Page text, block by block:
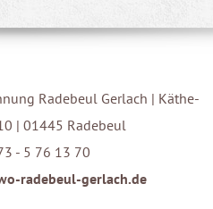
Radebeul Gerlach | Käthe-
| 01445 Radebeul
- 5 76 13 70
radebeul-gerlach.de